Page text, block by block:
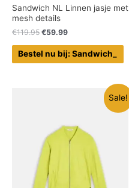
Sandwich NL Linnen jasje met
mesh details
€119.95 €59.99
Bestel nu bij: Sandwich_
Sale!